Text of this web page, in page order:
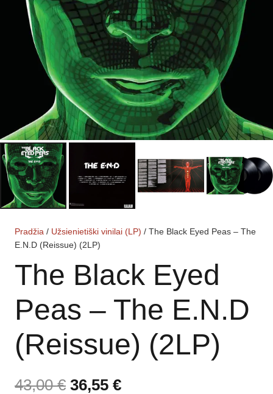
Pradžia / Užsienietiški vinilai (LP) / The Black Eyed Peas – The
E.N.D (Reissue) (2LP)
The Black Eyed
Peas – The E.N.D
(Reissue) (2LP)
43,00€ 36,55 €